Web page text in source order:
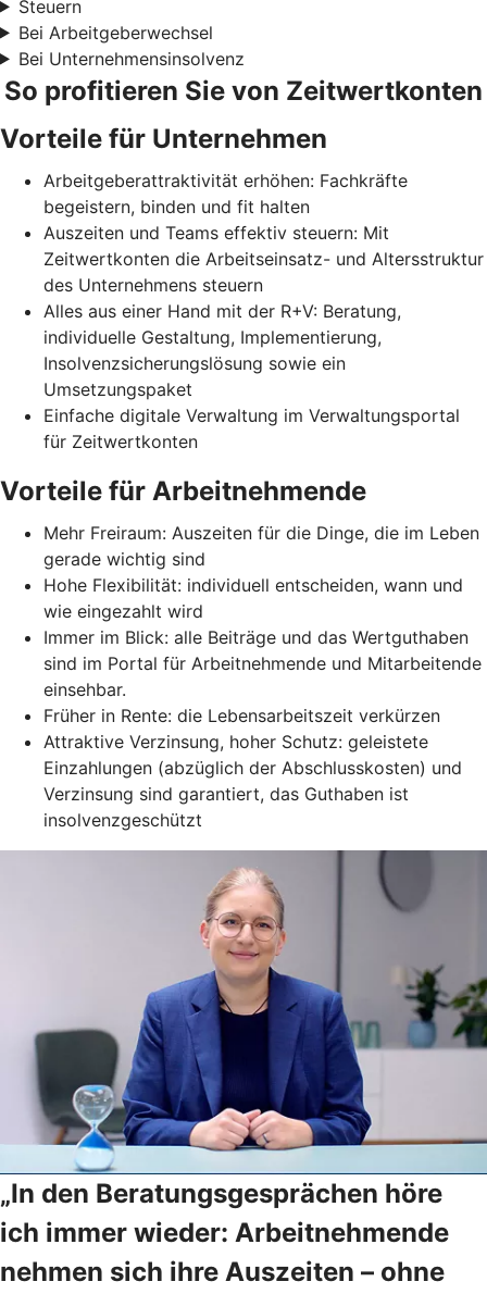
Steuern
Bei Arbeitgeberwechsel
Bei Unternehmensinsolvenz
So profitieren Sie von Zeitwertkonten
Vorteile für Unternehmen
Arbeitgeberattraktivität erhöhen: Fachkräfte
begeistern, binden und fit halten
Auszeiten und Teams effektiv steuern: Mit
Zeitwertkonten die Arbeitseinsatz- und Altersstruktur
des Unternehmens steuern
Alles aus einer Hand mit der R+V: Beratung,
individuelle Gestaltung, Implementierung,
Insolvenzsicherungslösung sowie ein
Umsetzungspaket
Einfache digitale Verwaltung im Verwaltungsportal
für Zeitwertkonten
Vorteile für Arbeitnehmende
Mehr Freiraum: Auszeiten für die Dinge, die im Leben
gerade wichtig sind
Hohe Flexibilität: individuell entscheiden, wann und
wie eingezahlt wird
Immer im Blick: alle Beiträge und das Wertguthaben
sind im Portal für Arbeitnehmende und Mitarbeitende
einsehbar.
Früher in Rente: die Lebensarbeitszeit verkürzen
Attraktive Verzinsung, hoher Schutz: geleistete
Einzahlungen (abzüglich der Abschlusskosten) und
Verzinsung sind garantiert, das Guthaben ist
insolvenzgeschützt
„In den Beratungsgesprächen höre
ich immer wieder: Arbeitnehmende
nehmen sich ihre Auszeiten – ohne